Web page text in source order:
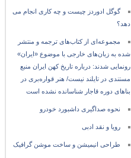
گوگل ادوردز چیست و چه کاری انجام می
دهد؟
مجموعه‌ای از کتاب‌های ترجمه و منتشر
شده به زبان‌های خارجی با موضوع «ایران»
رونمایی شدند: درباره تاریخ کهن ایران منبع
مستندی در تایلند نیست/ هنر قواره‌بری در
بناهای دوره قاجار شناسانده نشده است
نحوه صداگیری داشبورد خودرو
رویا و نقد ادبی
طراحی انیمیشن و ساخت موشن گرافیک